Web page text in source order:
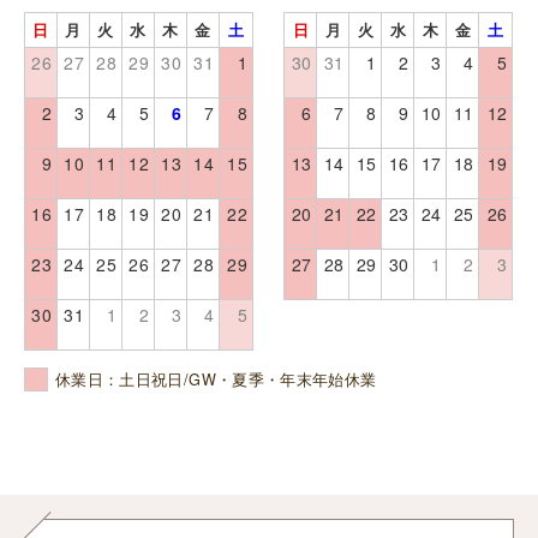
日 月 火 水 木 金 土
26 27 28 29 30 31 1
2 3 4 5 6 7 8
9 10 11 12 13 14 15
16 17 18 19 20 21 22
23 24 25 26 27 28 29
30 31 1 2 3 4 5
日 月 火 水 木 金 土
30 31 1 2 3 4 5
6 7 8 9 10 11 12
13 14 15 16 17 18 19
20 21 22 23 24 25 26
27 28 29 30 1 2 3
休業日：土日祝日/GW・夏季・年末年始休業